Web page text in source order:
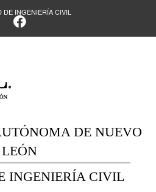
DE INGENIERÍA CIVIL
DE NUEVO
LEÓN
INGENIERÍA CIVIL